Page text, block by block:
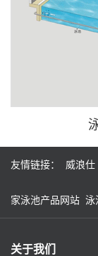
友情链接： 威浪仕
家泳池产品网站 泳
关于我们